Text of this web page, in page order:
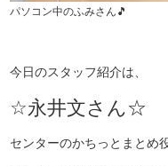
パソコン中のふみさん🎵
今日のスタッフ紹介は、
☆永井文さん☆
センターのかちっとまとめ